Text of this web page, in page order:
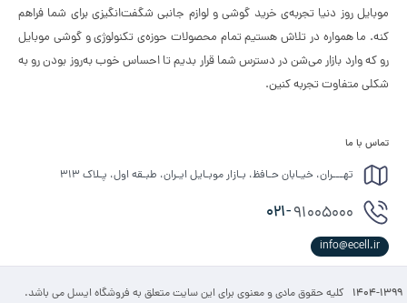
موبایل روز دنیا تجربه‌ی خرید گوشی و لوازم جانبی شگفت‌انگیزی برای شما فراهم
کنه. ما همواره در تلاش هستیم تمام محصولات حوزه‌ی تکنولوژی و گوشی موبایل
رو که وارد بازار می‌شن در دسترس شما قرار بدیم تا احساس خوب به‌روز بودن رو به
شکلی متفاوت تجربه کنین.
تماس با ما
تهـــران، خیـابان حـافظ، بـازار موبـایل ایـران، طبـقه اول، پـلاک ۳۱۳
021-91005000
info@ecell.ir
1404-1399 کلیه حقوق مادی و معنوی برای این سایت متعلق به فروشگاه ایسل می باشد.